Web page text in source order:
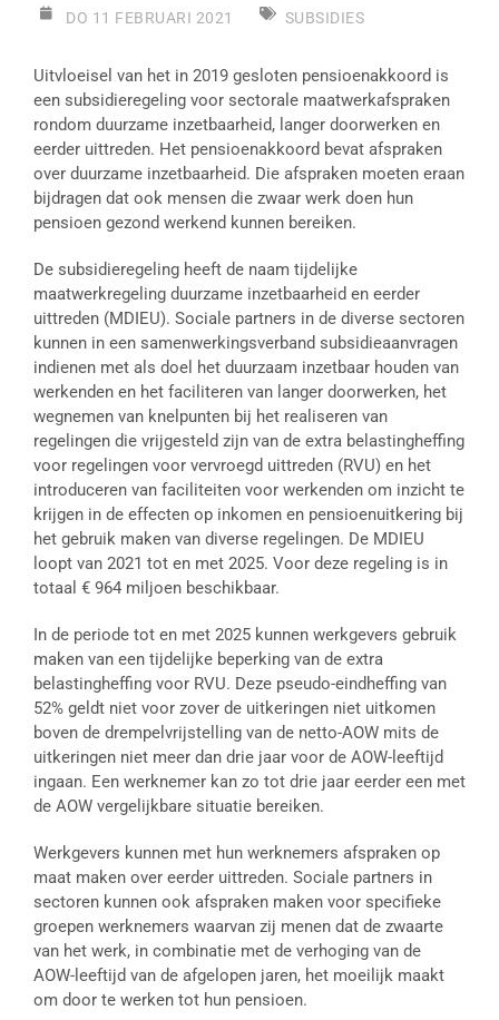
DO 11 FEBRUARI 2021 SUBSIDIES
Uitvloeisel van het in 2019 gesloten pensioenakkoord is
een subsidieregeling voor sectorale maatwerkafspraken
rondom duurzame inzetbaarheid, langer doorwerken en
eerder uittreden. Het pensioenakkoord bevat afspraken
over duurzame inzetbaarheid. Die afspraken moeten eraan
bijdragen dat ook mensen die zwaar werk doen hun
pensioen gezond werkend kunnen bereiken.
De subsidieregeling heeft de naam tijdelijke
maatwerkregeling duurzame inzetbaarheid en eerder
uittreden (MDIEU). Sociale partners in de diverse sectoren
kunnen in een samenwerkingsverband subsidieaanvragen
indienen met als doel het duurzaam inzetbaar houden van
werkenden en het faciliteren van langer doorwerken, het
wegnemen van knelpunten bij het realiseren van
regelingen die vrijgesteld zijn van de extra belastingheffing
voor regelingen voor vervroegd uittreden (RVU) en het
introduceren van faciliteiten voor werkenden om inzicht te
krijgen in de effecten op inkomen en pensioenuitkering bij
het gebruik maken van diverse regelingen. De MDIEU
loopt van 2021 tot en met 2025. Voor deze regeling is in
totaal € 964 miljoen beschikbaar.
In de periode tot en met 2025 kunnen werkgevers gebruik
maken van een tijdelijke beperking van de extra
belastingheffing voor RVU. Deze pseudo-eindheffing van
52% geldt niet voor zover de uitkeringen niet uitkomen
boven de drempelvrijstelling van de netto-AOW mits de
uitkeringen niet meer dan drie jaar voor de AOW-leeftijd
ingaan. Een werknemer kan zo tot drie jaar eerder een met
de AOW vergelijkbare situatie bereiken.
Werkgevers kunnen met hun werknemers afspraken op
maat maken over eerder uittreden. Sociale partners in
sectoren kunnen ook afspraken maken voor specifieke
groepen werknemers waarvan zij menen dat de zwaarte
van het werk, in combinatie met de verhoging van de
AOW-leeftijd van de afgelopen jaren, het moeilijk maakt
om door te werken tot hun pensioen.